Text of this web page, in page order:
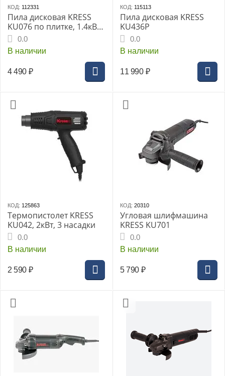
КОД: 112331
Пила дисковая KRESS
KU076 по плитке, 1.4кВт
(без диска)
0.0
В наличии
4 490 ₽
КОД: 115113
Пила дисковая KRESS
KU436P
0.0
В наличии
11 990 ₽
КОД: 125863
Термопистолет KRESS
KU042, 2кВт, 3 насадки
0.0
В наличии
2 590 ₽
КОД: 20310
Угловая шлифмашина
KRESS KU701
0.0
В наличии
5 790 ₽